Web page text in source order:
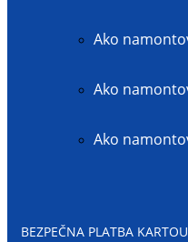
Ako
Ako
Ako
BEZPEČNA PLATBA KARTOU